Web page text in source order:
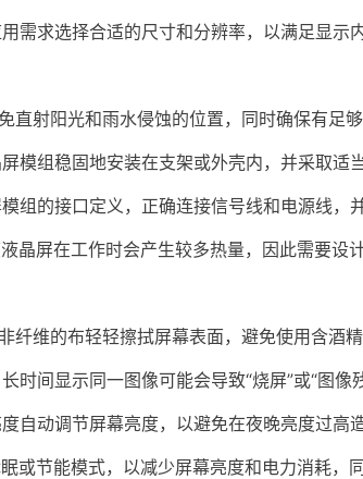
求选择合适的尺寸和分辨率，以满足显示内
射阳光和雨水侵蚀的位置，同时确保有足够
组稳固地安装在支架或外壳内，并采取适当
的接口定义，正确连接信号线和电源线，并
屏在工作时会产生较多热量，因此需要设计
维的布轻轻擦拭屏幕表面，避免使用含酒精
间显示同一图像可能会导致“烧屏”或“图像
动调节屏幕亮度，以避免在夜晚亮度过高
节能模式，以减少屏幕亮度和电力消耗，同